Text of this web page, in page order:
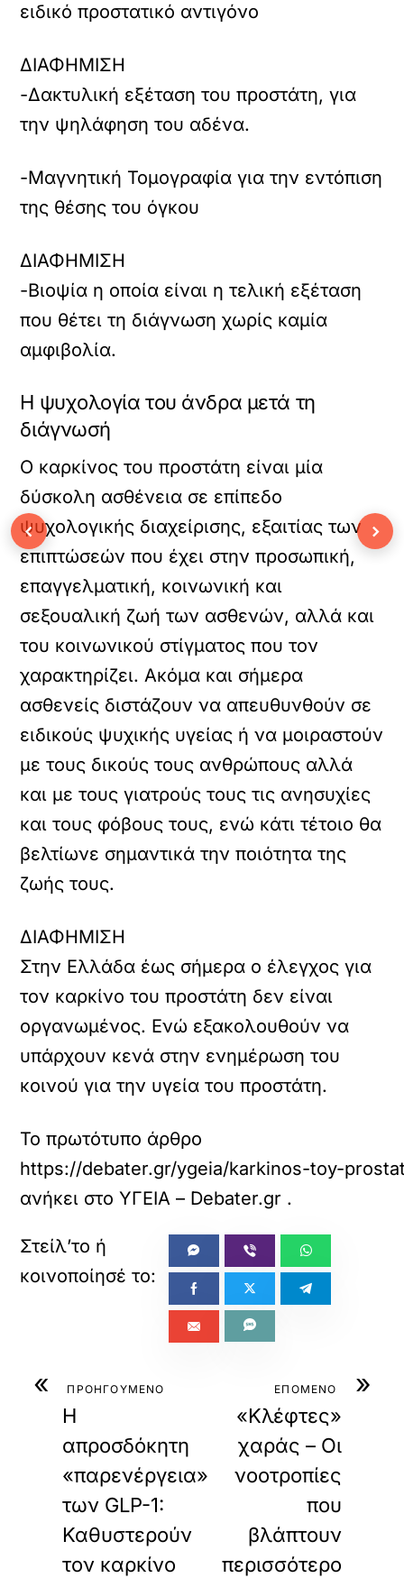
ειδικό προστατικό αντιγόνο
ΔΙΑΦΗΜΙΣΗ
-Δακτυλική εξέταση του προστάτη, για
την ψηλάφηση του αδένα.
-Μαγνητική Τομογραφία για την εντόπιση
της θέσης του όγκου
ΔΙΑΦΗΜΙΣΗ
-Βιοψία η οποία είναι η τελική εξέταση
που θέτει τη διάγνωση χωρίς καμία
αμφιβολία.
Η ψυχολογία του άνδρα μετά τη
διάγνωσή
Ο καρκίνος του προστάτη είναι μία
δύσκολη ασθένεια σε επίπεδο
ψυχολογικής διαχείρισης, εξαιτίας των
επιπτώσεών που έχει στην προσωπική,
επαγγελματική, κοινωνική και
σεξουαλική ζωή των ασθενών, αλλά και
του κοινωνικού στίγματος που τον
χαρακτηρίζει. Ακόμα και σήμερα
ασθενείς διστάζουν να απευθυνθούν σε
ειδικούς ψυχικής υγείας ή να μοιραστούν
με τους δικούς τους ανθρώπους αλλά
και με τους γιατρούς τους τις ανησυχίες
και τους φόβους τους, ενώ κάτι τέτοιο θα
βελτίωνε σημαντικά την ποιότητα της
ζωής τους.
ΔΙΑΦΗΜΙΣΗ
Στην Ελλάδα έως σήμερα ο έλεγχος για
τον καρκίνο του προστάτη δεν είναι
οργανωμένος. Ενώ εξακολουθούν να
υπάρχουν κενά στην ενημέρωση του
κοινού για την υγεία του προστάτη.
Το πρωτότυπο άρθρο
https://debater.gr/ygeia/karkinos-toy-
ανήκει στοΥΓΕΙΑ – Debater.gr .
« ΠΡΟΗΓΟΥΜΕΝΟ
Η
απροσδόκητη
«παρενέργεια»
των GLP-1:
Καθυστερούν
τον καρκίνο
»
ΕΠΟΜΕΝΟ
«Κλέφτες»
χαράς – Οι
νοοτροπίες
που
βλάπτουν
περισσότερο
‹ ›